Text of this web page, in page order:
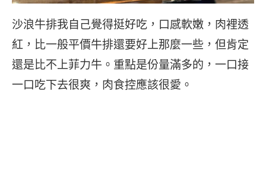
沙浪牛排我自己覺得挺好吃，口感軟嫩，肉裡透
紅，比一般平價牛排還要好上那麼一些，但肯定
還是比不上菲力牛。重點是份量滿多的，一口接
一口吃下去很爽，肉食控應該很愛。